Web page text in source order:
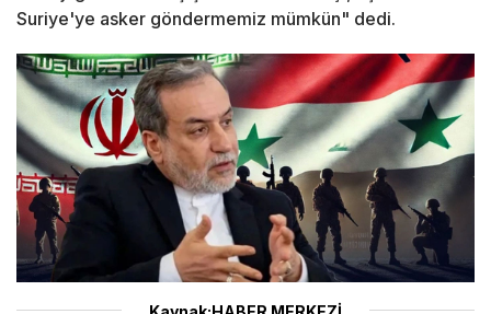
Suriye'ye asker göndermemiz mümkün" dedi.